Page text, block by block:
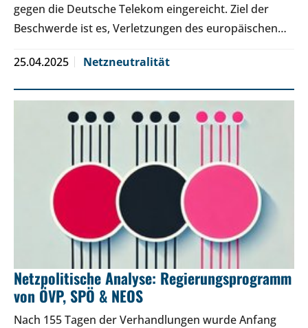
gegen die Deutsche Telekom eingereicht. Ziel der
Beschwerde ist es, Verletzungen des europäischen…
25.04.2025 Netzneutralität
Netzpolitische Analyse: Regierungsprogramm
von ÖVP, SPÖ & NEOS
Nach 155 Tagen der Verhandlungen wurde Anfang